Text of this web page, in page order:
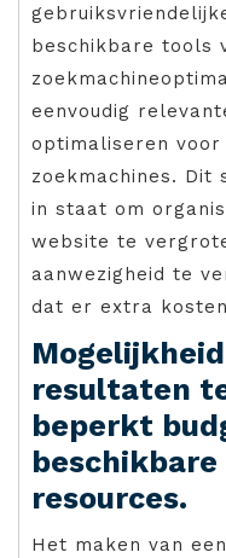
beschikbare tools
eenvoudig
optimaliseren
zoekmachines. Dit
in staat om
website te
aanwezigheid te
dat er extra
resultaten
beperkt
resources.
Het maken van